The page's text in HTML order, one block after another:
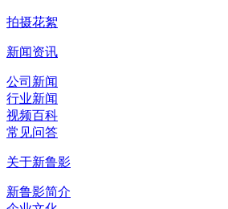
拍摄花絮
新闻资讯
公司新闻
行业新闻
视频百科
常见问答
关于新鲁影
新鲁影简介